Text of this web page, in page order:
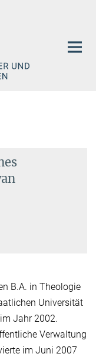
B.A. in Theologie
Universität
Jahr 2002.
Verwaltung
im Juni 2007